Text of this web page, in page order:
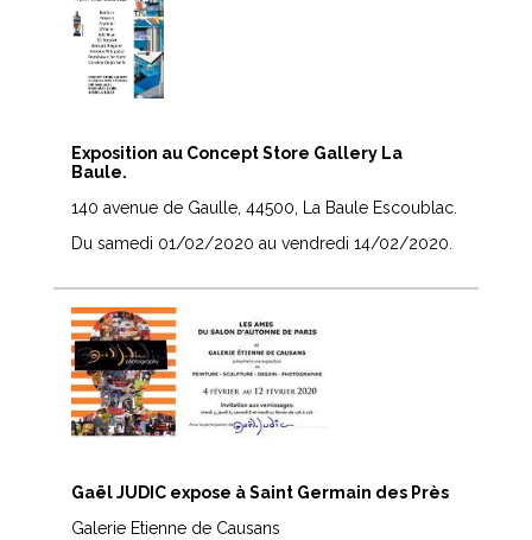
Exposition au Concept Store Gallery La
Baule.
140 avenue de Gaulle, 44500, La Baule Escoublac.
Du samedi 01/02/2020 au vendredi 14/02/2020.
Gaël JUDIC expose à Saint Germain des Près
Galerie Etienne de Causans